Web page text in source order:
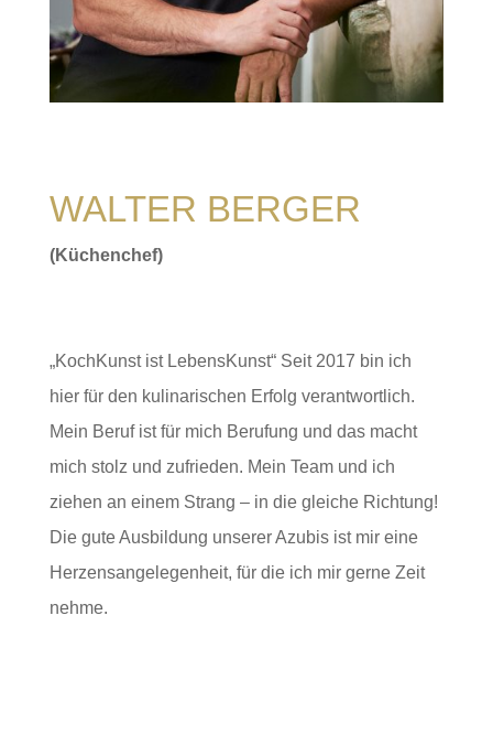
WALTER BERGER
(Küchenchef)
„KochKunst ist LebensKunst“ Seit 2017 bin ich
hier für den kulinarischen Erfolg verantwortlich.
Mein Beruf ist für mich Berufung und das macht
mich stolz und zufrieden. Mein Team und ich
ziehen an einem Strang – in die gleiche Richtung!
Die gute Ausbildung unserer Azubis ist mir eine
Herzensangelegenheit, für die ich mir gerne Zeit
nehme.